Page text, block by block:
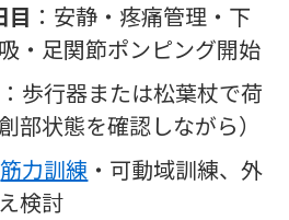
目 ：安静・疼痛管理・下
・足関節ポンピング開始
：歩行器または松葉杖で荷
部状態を確認しながら）
筋力訓練 ・可動域訓練、外
検討